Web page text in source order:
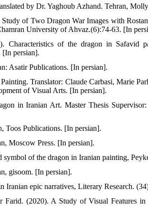
by Dr. Yaghoub Azhand. Tehran,
of Two Dragon War Images with
University of Ahvaz.(6):74-63. [In
Characteristics of the dragon in Safavid
[In persian].
Asatir Publications. [In persian].
Translator: Claude Carbasi, Marie
of Visual Arts. [In persian].
in Iranian Art. Master Thesis
Toos Publications. [In persian].
Moscow Press. [In persian].
of the dragon in Iranian painting,
gisoom. [In persian].
Iranian epic narratives, Literary Research.
(2020). A Study of Visual Features